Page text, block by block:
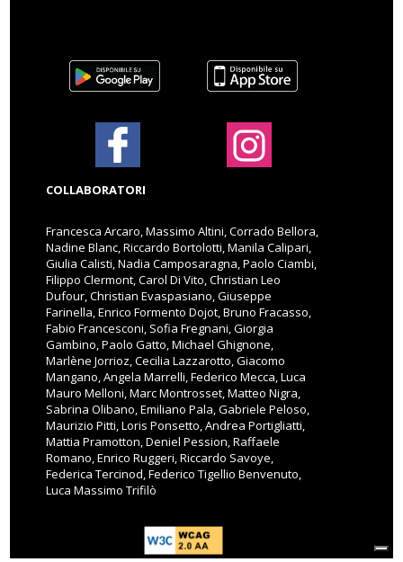
COLLABORATORI
Francesca Arcaro, Massimo Altini, Corrado Bellora,
Nadine Blanc, Riccardo Bortolotti, Manila Calipari,
Giulia Calisti, Nadia Camposaragna, Paolo Ciambi,
Filippo Clermont, Carol Di Vito, Christian Leo
Dufour, Christian Evaspasiano, Giuseppe
Farinella, Enrico Formento Dojot, Bruno Fracasso,
Fabio Francesconi, Sofia Fregnani, Giorgia
Gambino, Paolo Gatto, Michael Ghignone,
Marlène Jorrioz, Cecilia Lazzarotto, Giacomo
Mangano, Angela Marrelli, Federico Mecca, Luca
Mauro Melloni, Marc Montrosset, Matteo Nigra,
Sabrina Olibano, Emiliano Pala, Gabriele Peloso,
Maurizio Pitti, Loris Ponsetto, Andrea Portigliatti,
Mattia Pramotton, Deniel Pession, Raffaele
Romano, Enrico Ruggeri, Riccardo Savoye,
Federica Tercinod, Federico Tigellio Benvenuto,
Luca Massimo Trifilò